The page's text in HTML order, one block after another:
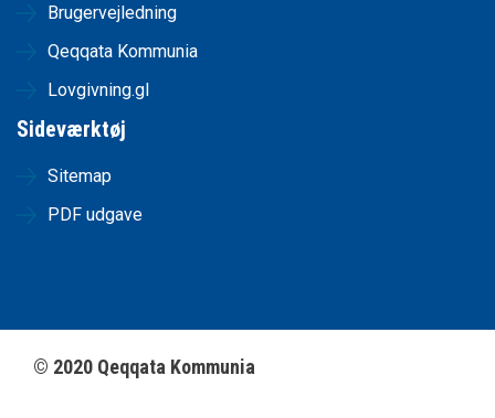
Brugervejledning
Qeqqata Kommunia
Lovgivning.gl
Sideværktøj
Sitemap
PDF udgave
© 2020 Qeqqata Kommunia